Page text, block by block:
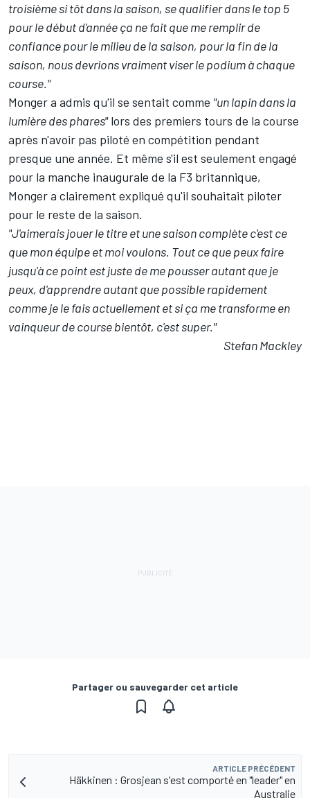
troisième si tôt dans la saison, se qualifier dans le top 5
pour le début d'année ça ne fait que me remplir de
confiance pour le milieu de la saison, pour la fin de la
saison, nous devrions vraiment viser le podium à chaque
course."
Monger a admis qu'il se sentait comme "un lapin dans la
lumière des phares"lors des premiers tours de la course
après n'avoir pas piloté en compétition pendant
presque une année. Et même s'il est seulement engagé
pour la manche inaugurale de la F3 britannique,
Monger a clairement expliqué qu'il souhaitait piloter
pour le reste de la saison.
"J'aimerais jouer le titre et une saison complète c'est ce
que mon équipe et moi voulons. Tout ce que peux faire
jusqu'à ce point est juste de me pousser autant que je
peux, d'apprendre autant que possible rapidement
comme je le fais actuellement et si ça me transforme en
vainqueur de course bientôt, c'est super."
Stefan Mackley
Partager ou sauvegarder cet article
ARTICLE PRÉCÉDENT
Häkkinen : Grosjean s'est comporté en "leader" en
Australie